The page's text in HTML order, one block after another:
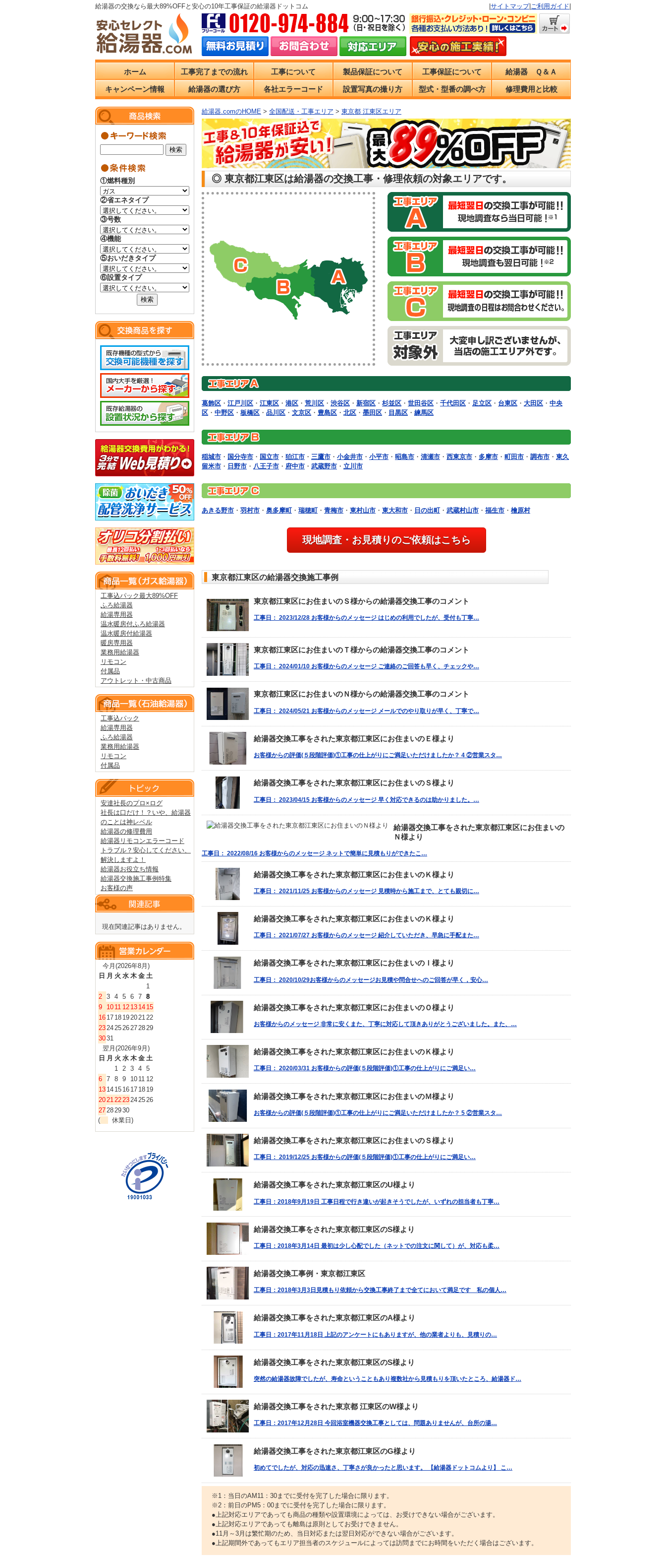
給湯器の交換なら最大89%OFFと安心の10年工事保証の給湯器ドットコム サイトマップ| ご利用ガイド
ホーム 工事完了までの流れ 工事について 製品保証について 工事保証について 給湯器 Ｑ＆Ａ
キャンペーン情報 給湯器の選び方 各社エラーコード 設置写真の撮り方 型式・型番の調べ方 修理費用と比較
給湯器.comのHOME > 全国配送・工事エリア > 東京都 江東区エリア
◎ 東京都江東区は給湯器の交換工事・修理依頼の対象エリアです。
葛飾区 ・ 江戸川区 ・ 江東区 ・ 港区 ・ 荒川区 ・ 渋谷区 ・ 新宿区 ・ 杉並区 ・ 世田谷区 ・ 千代田区 ・ 足立区 ・ 台東区 ・ 大田区 ・ 中央
区 ・ 中野区 ・ 板橋区 ・ 品川区 ・ 文京区 ・ 豊島区 ・ 北区 ・ 墨田区 ・ 目黒区 ・ 練馬区
稲城市 ・ 国分寺市 ・ 国立市 ・ 狛江市 ・ 三鷹市 ・ 小金井市 ・ 小平市 ・ 昭島市 ・ 清瀬市 ・ 西東京市 ・ 多摩市 ・ 町田市 ・ 調布市 ・ 東久
留米市 ・ 日野市 ・ 八王子市 ・ 府中市 ・ 武蔵野市 ・ 立川市
あきる野市 ・ 羽村市 ・ 奥多摩町・ 瑞穂町・ 青梅市 ・ 東村山市 ・ 東大和市 ・ 日の出町・ 武蔵村山市 ・ 福生市 ・ 檜原村
現地調査・お見積りのご依頼はこちら
東京都江東区の給湯器交換施工事例
東京都江東区にお住まいのＳ様からの給湯器交換工事のコメント
工事日： 2023/12/28 お客様からのメッセージ はじめの利用でしたが、受付も丁寧…
東京都江東区にお住まいのＴ様からの給湯器交換工事のコメント
工事日： 2024/01/10 お客様からのメッセージ ご連絡のご回答も早く、チェックや…
東京都江東区にお住まいのＮ様からの給湯器交換工事のコメント
工事日： 2024/05/21 お客様からのメッセージ メールでのやり取りが早く、丁寧で…
給湯器交換工事をされた東京都江東区にお住まいのＥ様より
お客様からの評価(５段階評価)①工事の仕上がりにご満足いただけましたか？ 4 ②営業スタ…
給湯器交換工事をされた東京都江東区にお住まいのＳ様より
工事日： 2023/04/15 お客様からのメッセージ 早く対応できるのは助かりました。…
給湯器交換工事をされた東京都江東区にお住まいの
Ｎ様より
工事日： 2022/08/16 お客様からのメッセージ ネットで簡単に見積もりができたこ…
給湯器交換工事をされた東京都江東区にお住まいのＫ様より
工事日： 2021/11/25 お客様からのメッセージ 見積時から施工まで、とても親切に…
給湯器交換工事をされた東京都江東区にお住まいのＫ様より
工事日： 2021/07/27 お客様からのメッセージ 紹介していただき、早急に手配また…
給湯器交換工事をされた東京都江東区にお住まいのＩ様より
工事日： 2020/10/29お客様からのメッセージお見積や問合せへのご回答が早く，安心…
給湯器交換工事をされた東京都江東区にお住まいのＯ様より
お客様からのメッセージ 非常に安くまた、丁寧に対応して頂きありがとうございました。また、…
給湯器交換工事をされた東京都江東区にお住まいのＫ様より
工事日： 2020/03/31 お客様からの評価(５段階評価)①工事の仕上がりにご満足い…
給湯器交換工事をされた東京都江東区にお住まいのＭ様より
お客様からの評価(５段階評価)①工事の仕上がりにご満足いただけましたか？ 5 ②営業スタ…
給湯器交換工事をされた東京都江東区にお住まいのＳ様より
工事日： 2019/12/25 お客様からの評価(５段階評価)①工事の仕上がりにご満足い…
給湯器交換工事をされた東京都江東区のU様より
工事日：2018年9月19日 工事日程で行き違いが起きそうでしたが、いずれの担当者も丁寧…
給湯器交換工事をされた東京都江東区のS様より
工事日：2018年3月14日 最初は少し心配でした（ネットでの注文に関して）が、対応も柔…
給湯器交換工事例・東京都江東区
工事日：2018年3月3日見積もり依頼から交換工事終了まで全てにおいて満足です 私の個人…
給湯器交換工事をされた東京都江東区のA様より
工事日：2017年11月18日 上記のアンケートにもありますが、他の業者よりも、見積りの…
給湯器交換工事をされた東京都江東区のS様より
突然の給湯器故障でしたが、寿命ということもあり複数社から見積もりを頂いたところ、給湯器ド…
給湯器交換工事をされた東京都 江東区のW様より
工事日：2017年12月28日 今回浴室機器交換工事としては、問題ありませんが、台所の湯…
給湯器交換工事をされた東京都江東区のG様より
初めてでしたが、対応の迅速さ、丁寧さが良かったと思います。 【給湯器ドットコムより】 こ…
※1：当日のAM11：30までに受付を完了した場合に限ります。
※2：前日のPM5：00までに受付を完了した場合に限ります。
●上記対応エリアであっても商品の種類や設置環境によっては、お受けできない場合がございます。
●上記対応エリアであっても離島は原則としてお受けできません。
●11月～3月は繁忙期のため、当日対応または翌日対応ができない場合がございます。
●上記期間外であってもエリア担当者のスケジュールによっては訪問までにお時間をいただく場合はございます。
①燃料種別
②省エネタイプ
③号数
④機能
⑤おいだきタイプ
⑥設置タイプ
工事込パック最大89%OFF
ふろ給湯器
給湯専用器
温水暖房付ふろ給湯器
温水暖房付給湯器
暖房専用器
業務用給湯器
リモコン
付属品
アウトレット・中古商品
工事込パック
給湯専用器
ふろ給湯器
業務用給湯器
リモコン
付属品
安達社長のプロ×ログ
社長は口だけ！？いや、給湯器
のことは神レベル
給湯器の修理費用
給湯器リモコンエラーコード
トラブル？安心してください、
解決しますよ！
給湯器お役立ち情報
給湯器交換施工事例特集
お客様の声
現在関連記事はありません。
今月(2026年8月)
日 月 火 水 木 金 土
1
2 3 4 5 6 7 8
9
10 11 12 13 14 15
16 17 18 19202122
23242526272829
3031
翌月(2026年9月)
日 月 火 水 木 金 土
1 2 3 4 5
6 7 8 9 10 11 12
13 14 15 16 17 18 19
20212223242526
27282930
(
休業日)